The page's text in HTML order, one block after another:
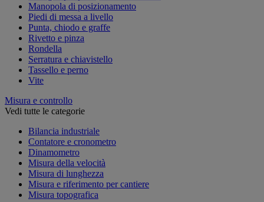
Manopola di posizionamento
Piedi di messa a livello
Punta, chiodo e graffe
Rivetto e pinza
Rondella
Serratura e chiavistello
Tassello e perno
Vite
Misura e controllo
Vedi tutte le categorie
Bilancia industriale
Contatore e cronometro
Dinamometro
Misura della velocità
Misura di lunghezza
Misura e riferimento per cantiere
Misura topografica